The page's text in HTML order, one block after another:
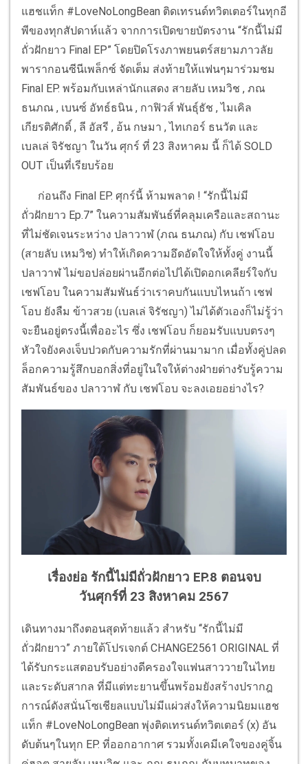
แฮชแท็ก #LoveNoLongBean ติดเทรนด์ทวิตเตอร์ในทุกอี
พีของทุกสัปดาห์แล้ว จากการเปิดขายบัตรงาน “รักนี้ไม่มี
ถั่วฝักยาว Final EP” โดยปิดโรงภาพยนตร์สยามภาวลัย
พารากอนซีนีเพล็กซ์ จัดเต็ม ส่งท้ายให้แฟนๆมาร่วมชม
Final EP. พร้อมกับเหล่านักแสดง สายลับ เหมวิช , ภณ
ธนภณ , เบนซ์ อัทธ์ธนิน , กาฟิวส์ พันธุ์ธัช , ไมเคิล
เกียรติศักดิ์ , ลี อัสรี , อ้น กษมา , ไทเกอร์ ธนวัต และ
เบลเล่ จิรัชญา ในวัน ศุกร์ ที่ 23 สิงหาคม นี้ ก็ได้ SOLD
OUT เป็นที่เรียบร้อย
ก่อนถึง Final EP. ศุกร์นี้ ห้ามพลาด ! “รักนี้ไม่มี
ถั่วฝักยาว Ep.7” ในความสัมพันธ์ที่คลุมเครือและสถานะ
ที่ไม่ชัดเจนระหว่าง ปลาวาฬ (ภณ ธนภณ) กับ เชฟโอบ
(สายลับ เหมวิช) ทำให้เกิดความอึดอัดใจให้ทั้งคู่ งานนี้
ปลาวาฬ ไม่ขอปล่อยผ่านอีกต่อไปได้เปิดอกเคลียร์ใจกับ
เชฟโอบ ในความสัมพันธ์ว่าเราคบกันแบบไหนถ้า เชฟ
โอบ ยังลืม ข้าวสวย (เบลเล่ จิรัชญา) ไม่ได้ตัวเองก็ไม่รู้ว่า
จะยืนอยู่ตรงนี้เพื่ออะไร ซึ่ง เชฟโอบ ก็ยอมรับแบบตรงๆ
หัวใจยังคงเจ็บปวดกับความรักที่ผ่านมามาก เมื่อทั้งคู่ปลด
ล็อกความรู้สึกบอกสิ่งที่อยู่ในใจให้ต่างฝ่ายต่างรับรู้ความ
สัมพันธ์ของ ปลาวาฬ กับ เชฟโอบ จะลงเอยอย่างไร?
เรื่องย่อ รักนี้ไม่มีถั่วฝักยาว EP.8 ตอนจบ
วันศุกร์ที่ 23 สิงหาคม 2567
เดินทางมาถึงตอนสุดท้ายแล้ว สำหรับ ‘‘รักนี้ไม่มี
ถั่วฝักยาว” ภายใต้โปรเจกต์ CHANGE2561 ORIGINAL ที่
ได้รับกระแสตอบรับอย่างดีครองใจแฟนสาววายในไทย
และระดับสากล ที่มีแต่ทะยานขึ้นพร้อมยังสร้างปรากฎ
การณ์ดังสนั่นโซเชียลแบบไม่มีแผ่วส่งให้ความนิยมแฮช
แท็ก #LoveNoLongBean พุ่งติดเทรนด์ทวิตเตอร์ (x) อัน
ดับต้นๆในทุก EP. ที่ออกอากาศ รวมทั้งเคมีเคใจของคู่จิ้น